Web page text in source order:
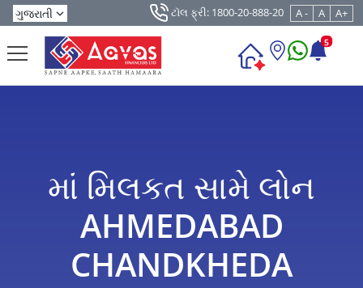
ટૉલ ફ્રી: 1800-20-888-20 A - A A+
5
માં મિલકત સામે લોન
AHMEDABAD
CHANDKHEDA